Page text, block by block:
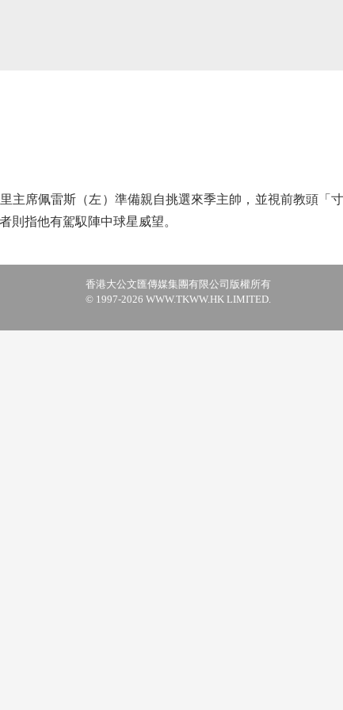
佩雷斯（左）準備親自挑選來季主帥，並視前教頭「寸
則指他有駕馭陣中球星威望。
香港大公文匯傳媒集團有限公司版權所有
© 1997-2026 WWW.TKWW.HK LIMITED.